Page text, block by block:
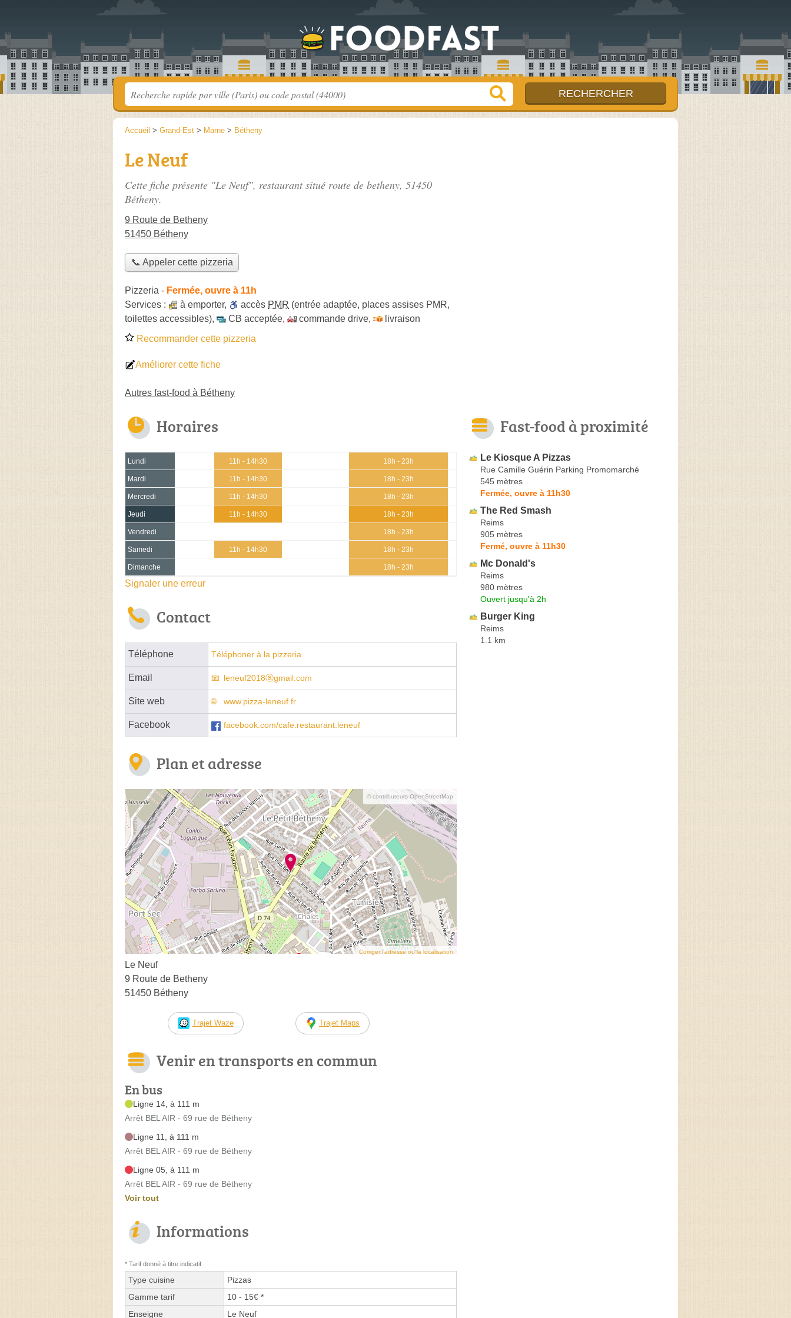
Accueil > Grand-Est > Marne > Bétheny
Le Neuf
Cette fiche présente "Le Neuf", restaurant situé route de betheny, 51450
Bétheny.
9 Route de Betheny
51450 Bétheny
📞 Appeler cette pizzeria
Pizzeria - Fermée, ouvre à 11h
Services :
à emporter, accès PMR (entrée adaptée, places assises PMR,
toilettes accessibles), CB acceptée, commande drive,
livraison
Recommander cette pizzeria
Améliorer cette fiche
Autres fast-food à Bétheny
Horaires
Lundi 11h - 14h30 18h - 23h
Mardi 11h - 14h30 18h - 23h
Mercredi 11h - 14h30 18h - 23h
Jeudi 11h - 14h30 18h - 23h
Vendredi 18h - 23h
Samedi 11h - 14h30 18h - 23h
Dimanche 18h - 23h
Signaler une erreur
Contact
Téléphone Téléphoner à la pizzeria
Email leneuf2018ⓐgmail.com
Site web www.pizza-leneuf.fr
Facebook facebook.com/cafe.restaurant.leneuf
Plan et adresse
© contributeurs OpenStreetMap
Corriger l’adresse ou la localisation
Le Neuf
9 Route de Betheny
51450 Bétheny
Trajet Waze Trajet Maps
Venir en transports en commun
En bus
Ligne 14, à 111 m
Arrêt BEL AIR - 69 rue de Bétheny
Ligne 11, à 111 m
Arrêt BEL AIR - 69 rue de Bétheny
Ligne 05, à 111 m
Arrêt BEL AIR - 69 rue de Bétheny
Voir tout
Informations
* Tarif donné à titre indicatif
Type cuisine
Pizzas
Gamme tarif
10 - 15€ *
Enseigne
Le Neuf
Fast-food à proximité
Le Kiosque A Pizzas
Rue Camille Guérin Parking Promomarché
545 mètres
Fermée, ouvre à 11h30
The Red Smash
Reims
905 mètres
Fermé, ouvre à 11h30
Mc Donald's
Reims
980 mètres
Ouvert jusqu'à 2h
Burger King
Reims
1.1 km